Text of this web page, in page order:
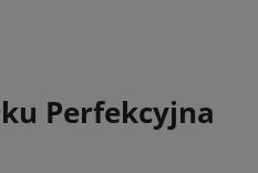
Perfekcyjna